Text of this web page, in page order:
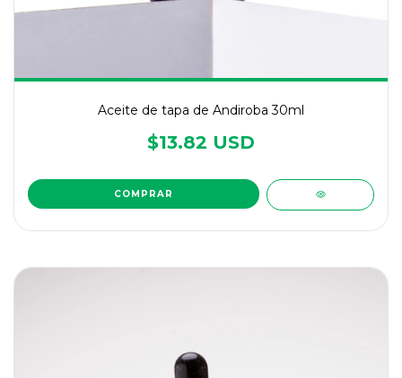
Aceite de tapa de Andiroba 30ml
$13.82 USD